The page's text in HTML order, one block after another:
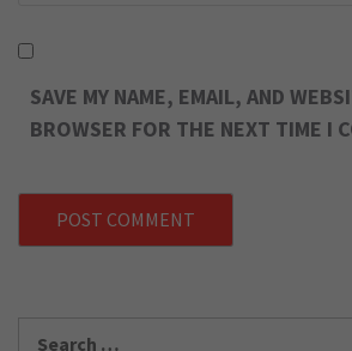
SAVE MY NAME, EMAIL, AND
BROWSER FOR THE NEXT TIME I